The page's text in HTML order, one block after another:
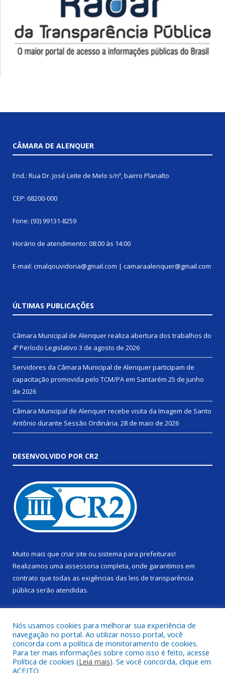
CÂMARA DE ALENQUER
End.: Rua Dr. José Leite de Melo s/nº, bairro Planalto
CEP: 68200-000
Fone: (93) 99131-8259
Horário de atendimento: 08:00 às 14:00
E-mail: cmalqouvidoria@gmail.com | camaraalenquer@gmail.com
ÚLTIMAS PUBLICAÇÕES
Câmara Municipal de Alenquer realiza abertura dos trabalhos do
4º Período Legislativo 3 de agosto de 2026
Servidores da Câmara Municipal de Alenquer participam de
capacitação promovida pelo TCM/PA em Santarém 25 de junho
de 2026
Câmara Municipal de Alenquer recebe visita da Imagem de Santo
Antônio durante Sessão Ordinária. 28 de maio de 2026
DESENVOLVIDO POR CR2
Muito mais que criar site ou sistema para prefeituras!
Realizamos uma assessoria completa, onde garantimos em
contrato que todas as exigências das leis de transparência
pública serão atendidas.
Todos os direitos reservados a Câmara Municipal de Alenquer.
Nós usamos cookies para melhorar sua experiência de
navegação no portal. Ao utilizar nosso portal, você
concorda com a política de monitoramento de cookies.
Para ter mais informações sobre como isso é feito, acesse
Política de cookies (Leia mais). Se você concorda, clique em
ACEITO.